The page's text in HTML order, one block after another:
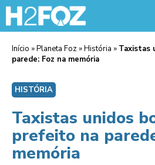
Início »Planeta Foz »História » Taxistas
parede: Foz na memória
HISTÓRIA
Taxistas unidos
prefeito na
memória